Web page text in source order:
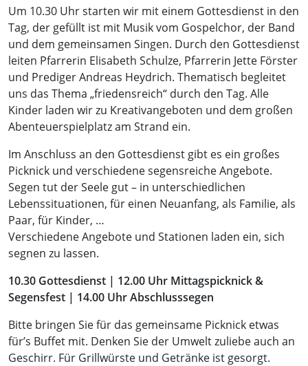
Um 10.30 Uhr starten wir mit einem Gottesdienst in den
Tag, der gefüllt ist mit Musik vom Gospelchor, der Band
und dem gemeinsamen Singen. Durch den Gottesdienst
leiten Pfarrerin Elisabeth Schulze, Pfarrerin Jette Förster
und Prediger Andreas Heydrich. Thematisch begleitet
uns das Thema „friedensreich“ durch den Tag. Alle
Kinder laden wir zu Kreativangeboten und dem großen
Abenteuerspielplatz am Strand ein.
Im Anschluss an den Gottesdienst gibt es ein großes
Picknick und verschiedene segensreiche Angebote.
Segen tut der Seele gut – in unterschiedlichen
Lebenssituationen, für einen Neuanfang, als Familie, als
Paar, für Kinder, …
Verschiedene Angebote und Stationen laden ein, sich
segnen zu lassen.
10.30 Gottesdienst | 12.00 Uhr Mittagspicknick &
Segensfest | 14.00 UhrAbschlusssegen
Bitte bringen Sie für das gemeinsame Picknick etwas
für’s Buffet mit. Denken Sie der Umwelt zuliebe auch an
Geschirr. Für Grillwürste und Getränke ist gesorgt.